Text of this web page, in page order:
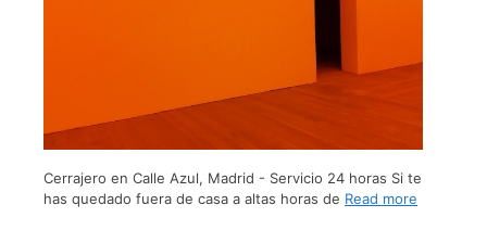
Cerrajero en Calle Azul, Madrid - Servicio 24 horas Si te
has quedado fuera de casa a altas horas de Read more